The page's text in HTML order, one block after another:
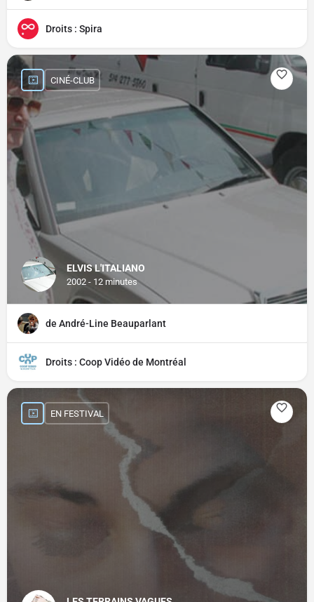
Droits : Spira
ELVIS L'ITALIANO
2002 - 12 minutes
CINÉ-CLUB
de André-Line Beauparlant
Droits : Coop Vidéo de Montréal
EN FESTIVAL